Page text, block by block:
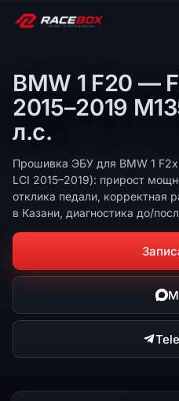
BMW 1 F20 —
2015–2019
л.с.
Прошивка ЭБУ для BMW 1
LCI 2015–2019): прирост
отклика педали, корректная
в Казани, диагностика до/